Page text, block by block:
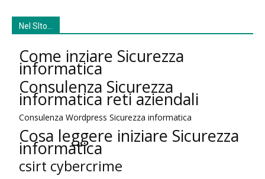
Nel SIto…
Come inziare Sicurezza
informatica
Consulenza Sicurezza
informatica reti aziendali
Consulenza Wordpress Sicurezza informatica
Cosa leggere iniziare Sicurezza
informatica
csirt cybercrime